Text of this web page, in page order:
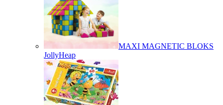
MAXI MAGNETIC BLOKS
JollyHeap